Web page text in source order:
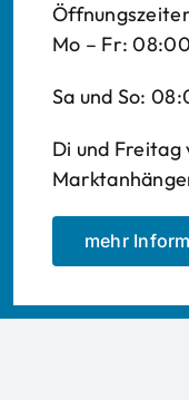
Mo – Fr:
Sa und So:
Di und
mehr